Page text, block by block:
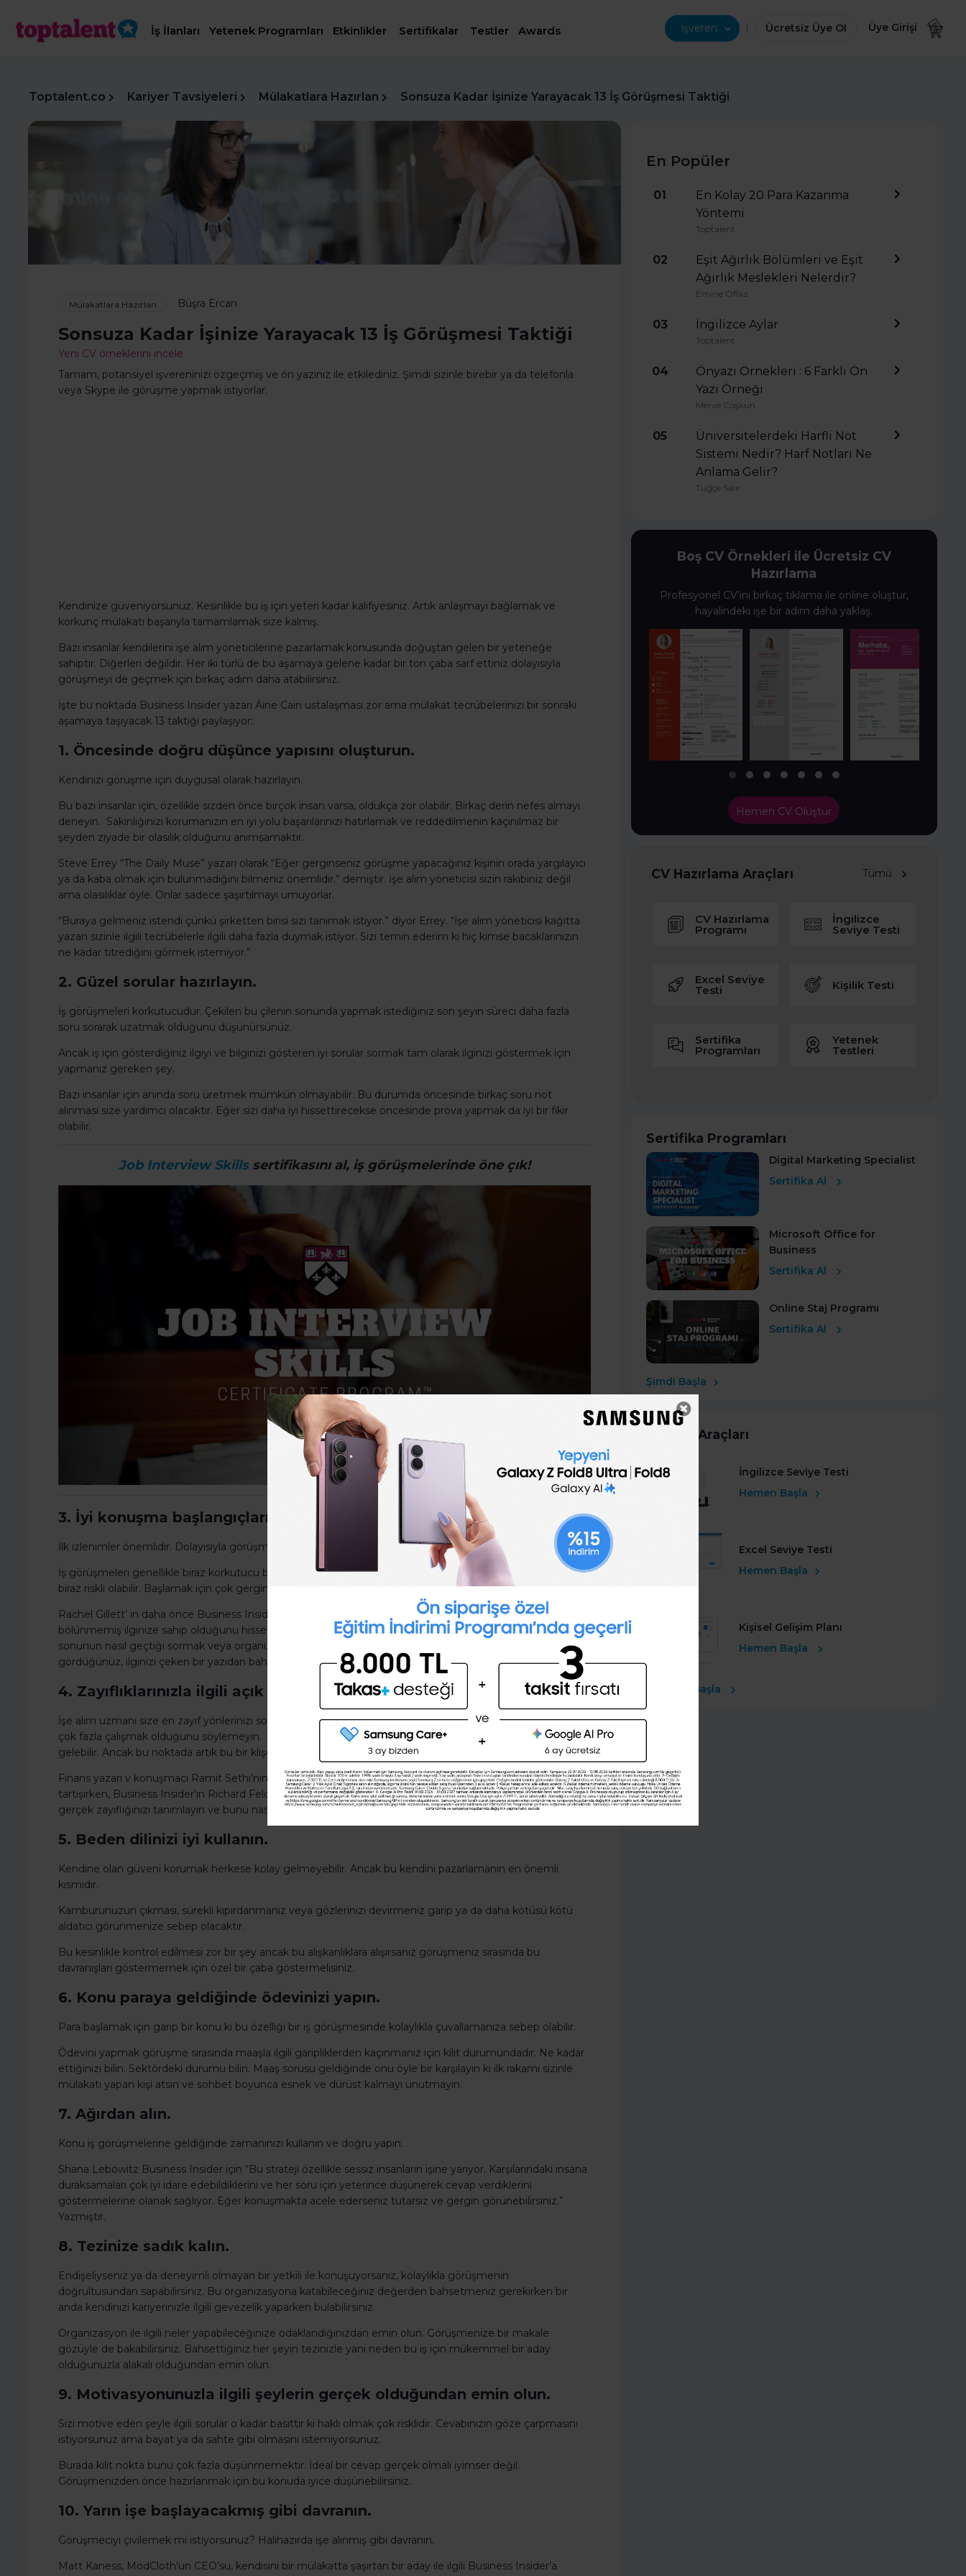
İş İlanları Yetenek Programları Etkinlikler Sertifikalar Testler Awards İşveren | Ücretsiz Üye Ol Üye Girişi
Mülakat simülasyonu ile mülakata
hazırlanmak ister misin ?
Toptalent.co Kariyer Tavsiyeleri Mülakatlara Hazırlan Sonsuza Kadar İşinize Yarayacak 13 İş Görüşmesi Taktiği
Mülakatlara Hazırlan Büşra Ercan
Sonsuza Kadar İşinize Yarayacak 13 İş Görüşmesi Taktiği
Yeni CV örneklerini incele
Tamam, potansiyel işvereninizi özgeçmiş ve ön yazınız ile etkilediniz. Şimdi sizinle birebir ya da telefonla
veya Skype ile görüşme yapmak istiyorlar.
Kendinize güveniyorsunuz. Kesinlikle bu iş için yeteri kadar kalifiyesiniz. Artık anlaşmayı bağlamak ve
korkunç mülakatı başarıyla tamamlamak size kalmış.
Bazı insanlar kendilerini işe alım yöneticilerine pazarlamak konusunda doğuştan gelen bir yeteneğe
sahiptir. Diğerleri değildir. Her iki türlü de bu aşamaya gelene kadar bir ton çaba sarf ettiniz dolayısıyla
görüşmeyi de geçmek için birkaç adım daha atabilirsiniz.
İşte bu noktada Business Insider yazarı Áine Cain ustalaşması zor ama mülakat tecrübelerinizi bir sonraki
aşamaya taşıyacak 13 taktiği paylaşıyor:
1. Öncesinde doğru düşünce yapısını oluşturun.
Kendinizi görüşme için duygusal olarak hazırlayın.
Bu bazı insanlar için, özellikle sizden önce birçok insan varsa, oldukça zor olabilir. Birkaç derin nefes almayı
deneyin. Sakinliğinizi korumanızın en iyi yolu başarılarınızı hatırlamak ve reddedilmenin kaçınılmaz bir
şeyden ziyade bir olasılık olduğunu anımsamaktır.
Steve Errey “The Daily Muse” yazarı olarak “Eğer gerginseniz görüşme yapacağınız kişinin orada yargılayıcı
ya da kaba olmak için bulunmadığını bilmeniz önemlidir.” demiştir. İşe alım yöneticisi sizin rakibiniz değil
ama olasılıklar öyle. Onlar sadece şaşırtılmayı umuyorlar.
“Buraya gelmeniz istendi çünkü şirketten birisi sizi tanımak istiyor.” diyor Errey. “İşe alım yöneticisi kağıtta
yazan sizinle ilgili tecrübelerle ilgili daha fazla duymak istiyor. Sizi temin ederim ki hiç kimse bacaklarınızın
ne kadar titrediğini görmek istemiyor.”
2. Güzel sorular hazırlayın.
İş görüşmeleri korkutucudur. Çekilen bu çilenin sonunda yapmak istediğiniz son şeyin süreci daha fazla
soru sorarak uzatmak olduğunu düşünürsünüz.
Ancak iş için gösterdiğiniz ilgiyi ve bilginizi gösteren iyi sorular sormak tam olarak ilginizi göstermek için
yapmanız gereken şey.
Bazı insanlar için anında soru üretmek mümkün olmayabilir. Bu durumda öncesinde birkaç soru not
alınması size yardımcı olacaktır. Eğer sizi daha iyi hissettirecekse öncesinde prova yapmak da iyi bir fikir
olabilir.
Job Interview Skillssertifikasını al, iş görüşmelerinde öne çık!
3. İyi konuşma başlangıçları ile ortamın buzunu kırın.
İlk izlenimler önemlidir. Dolayısıyla görüşmenize doğru ayakla girmek istersiniz.
İş görüşmeleri genellikle biraz korkutucu bir konuşma ortamı sunar. Dolayısıyla doğru başlangıcı bulmak
biraz riskli olabilir. Başlamak için çok gergin olduğunuzda mükemmel bir ilk izlenim bırakmak zor olabilir.
Rachel Gillett’ in daha önce Business Insider’de yazdığı gibi kilit nokta sizinle görüşme yapan kişiye sizin
bölünmemiş ilginize sahip olduğunu hissettirmektir. İyi bir konuşma başlangıcı karşınızdaki kişinin hafta
sonunun nasıl geçtiği sormak veya organizasyonun internet sitesinde ya da sosyal medya platformlarında
gördüğünüz, ilginizi çeken bir yazıdan bahsetmek olabilir.
4. Zayıflıklarınızla ilgili açık olun.
İşe alım uzmanı size en zayıf yönlerinizi sorduğunda iyi bir cevap vermek zor olabilir. Ne yaparsanız yapın
çok fazla çalışmak olduğunu söylemeyin. Bunu ilk düşündüğünüzde size gurur verici bir şeymiş gibi
gelebilir. Ancak bu noktada artık bu bir klişedir.
Finans yazarı v konuşmacı Ramit Sethi’nin “The Tim Ferriss Show” ’da ortaya çıkardığı bir konuyu
tartışırken, Business Insider’ın Richard Feloni’si bu aldatıcı sorunun nasıl cevaplanması gerektiğini çözdüler:
gerçek zayıflığınızı tanımlayın ve bunu nasıl düzelttiğinizi açıklayın.
5. Beden dilinizi iyi kullanın.
Kendine olan güveni korumak herkese kolay gelmeyebilir. Ancak bu kendini pazarlamanın en önemli
kısmıdır.
Kamburunuzun çıkması, sürekli kıpırdanmanız veya gözlerinizi devirmeniz garip ya da daha kötüsü kötü
aldatıcı görünmenize sebep olacaktır.
Bu kesinlikle kontrol edilmesi zor bir şey ancak bu alışkanlıklara alışırsanız görüşmeniz sırasında bu
davranışları göstermemek için özel bir çaba göstermelisiniz.
6. Konu paraya geldiğinde ödevinizi yapın.
Para başlamak için garip bir konu ki bu özelliği bir iş görüşmesinde kolaylıkla çuvallamanıza sebep olabilir.
Ödevini yapmak görüşme sırasında maaşla ilgili garipliklerden kaçınmanız için kilit durumundadır. Ne kadar
ettiğinizi bilin. Sektördeki durumu bilin. Maaş sorusu geldiğinde onu öyle bir karşılayın ki ilk rakamı sizinle
mülakatı yapan kişi atsın ve sohbet boyunca esnek ve dürüst kalmayı unutmayın.
7. Ağırdan alın.
Konu iş görüşmelerine geldiğinde zamanınızı kullanın ve doğru yapın.
Shana Lebowitz Business Insider için “Bu strateji özellikle sessiz insanların işine yarıyor. Karşılarındaki insana
duraksamaları çok iyi idare edebildiklerini ve her soru için yeterince düşünerek cevap verdiklerini
göstermelerine olanak sağlıyor. Eğer konuşmakta acele ederseniz tutarsız ve gergin görünebilirsiniz.”
Yazmıştır.
8. Tezinize sadık kalın.
Endişeliyseniz ya da deneyimli olmayan bir yetkili ile konuşuyorsanız, kolaylıkla görüşmenin
doğrultusundan sapabilirsiniz. Bu organizasyona katabileceğiniz değerden bahsetmeniz gerekirken bir
anda kendinizi kariyerinizle ilgili gevezelik yaparken bulabilirsiniz.
Organizasyon ile ilgili neler yapabileceğinize odaklandığınızdan emin olun. Görüşmenize bir makale
gözüyle de bakabilirsiniz. Bahsettiğiniz her şeyin tezinizle yani neden bu iş için mükemmel bir aday
olduğunuzla alakalı olduğundan emin olun.
9. Motivasyonunuzla ilgili şeylerin gerçek olduğundan emin olun.
Sizi motive eden şeyle ilgili sorular o kadar basittir ki haklı olmak çok risklidir. Cevabınızın göze çarpmasını
istiyorsunuz ama bayat ya da sahte gibi olmasını istemiyorsunuz.
Burada kilit nokta bunu çok fazla düşünmemektir. İdeal bir cevap gerçek olmalı iyimser değil.
Görüşmenizden önce hazırlanmak için bu konuda iyice düşünebilirsiniz.
10. Yarın işe başlayacakmış gibi davranın.
Görüşmeciyi çivilemek mi istiyorsunuz? Halihazırda işe alınmış gibi davranın.
Matt Kaness, ModCloth’un CEO’su, kendisini bir mülakatta şaşırtan bir aday ile ilgili Business Insider’a
En Popüler
01
En Kolay 20 Para Kazanma
Yöntemi
Toptalent
02
Eşit Ağırlık Bölümleri ve Eşit
Ağırlık Meslekleri Nelerdir?
Emine Oflaz
03 İngilizce Aylar
Toptalent
04
Önyazı Örnekleri : 6 Farklı Ön
Yazı Örneği
Merve Coşkun
05
Üniversitelerdeki Harfli Not
Sistemi Nedir? Harf Notları Ne
Anlama Gelir?
Tuğçe Salır
Boş CV Örnekleri ile Ücretsiz CV
Hazırlama
Profesyonel CV’ini birkaç tıklama ile online oluştur,
hayalindeki işe bir adım daha yaklaş.
Hemen CV Oluştur
CV Hazırlama Araçları Tümü
CV Hazırlama
Programı
İngilizce
Seviye Testi
Excel Seviye
Testi Kişilik Testi
Sertifika
Programları
Yetenek
Testleri
Sertifika Programları
Digital Marketing Specialist
Sertifika Al
Microsoft Office for
Business
Sertifika Al
Online Staj Programı
Sertifika Al
Şimdi Başla
Kariyer Araçları
İngilizce Seviye Testi
Hemen Başla
Excel Seviye Testi
Hemen Başla
Kişisel Gelişim Planı
Hemen Başla
Ücretsiz Başla